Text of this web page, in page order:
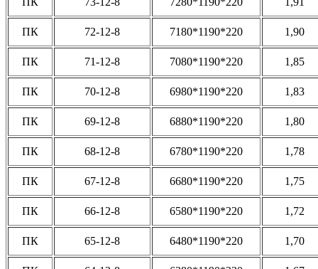
ПК 72-12-8 7180*1190*220 1,90
ПК 71-12-8 7080*1190*220 1,85
ПК 70-12-8 6980*1190*220 1,83
ПК 69-12-8 6880*1190*220 1,80
ПК 68-12-8 6780*1190*220 1,78
ПК 67-12-8 6680*1190*220 1,75
ПК 66-12-8 6580*1190*220 1,72
ПК 65-12-8 6480*1190*220 1,70